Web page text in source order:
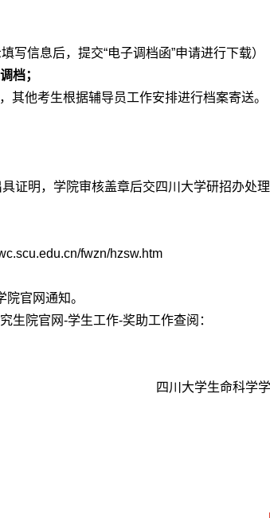
写信息后，提交“电子调档函”申请进行下载）
档；
其他考生根据辅导员工作安排进行档案寄送。
证明，学院审核盖章后交四川大学研招办处理
fwzn/hzsw.htm
官网通知。
生院官网-学生工作-奖助工作查阅：
四川大学生命科学